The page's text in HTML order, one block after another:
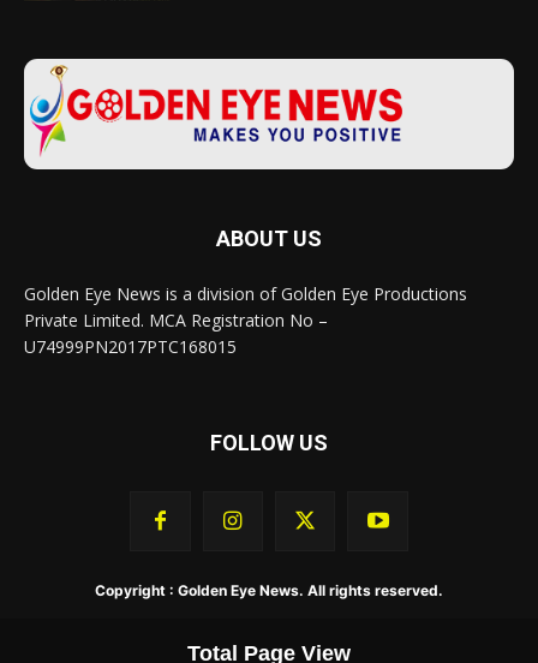
ABOUT US
Golden Eye News is a division of Golden Eye Productions
Private Limited. MCA Registration No –
U74999PN2017PTC168015
FOLLOW US
Copyright : Golden Eye News. All rights reserved.
Total Page View